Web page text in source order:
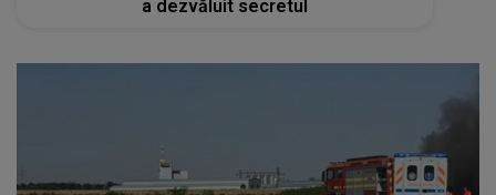
a dezvăluit secretul